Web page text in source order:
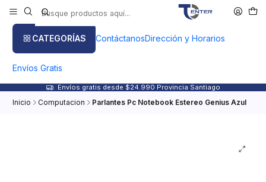
CATEGORÍAS ContáctanosDirección y Horarios
Envíos Gratis
Envíos gratis desde $24.990 Provincia Santiago
Inicio Computacion Parlantes Pc Notebook Estereo Genius Azul